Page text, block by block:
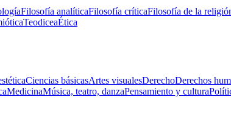
Filosofía analíticaFilosofía críticaFilosofía de la
TeodiceaÉtica
Ciencias básicasArtes visualesDerechoDerechos
MedicinaMúsica, teatro, danzaPensamiento y cultura